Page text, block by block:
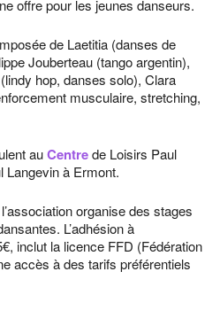
offre pour les jeunes danseurs.
de Laetitia (danses de
Jouberteau (tango argentin),
hop, danses solo), Clara
musculaire, stretching,
auCentrede Loisirs Paul
Langevin à Ermont.
organise des stages
L’adhésion à
inclut la licence FFD (Fédération
accès à des tarifs préférentiels